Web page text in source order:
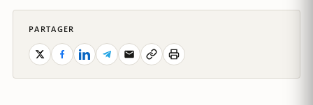
PARTAGER